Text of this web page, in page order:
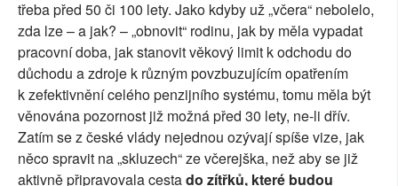
třeba před 50 či 100 lety. Jako kdyby už „včera“ nebolelo,
zda lze – a jak? – „obnovit“ rodinu, jak by měla vypadat
pracovní doba, jak stanovit věkový limit k odchodu do
důchodu a zdroje k různým povzbuzujícím opatřením
k zefektivnění celého penzijního systému, tomu měla být
věnována pozornost již možná před 30 lety, ne-li dřív.
Zatím se z české vlády nejednou ozývají spíše vize, jak
něco spravit na „skluzech“ ze včerejška, než aby se již
aktivně připravovala cestado zítřků, které budou